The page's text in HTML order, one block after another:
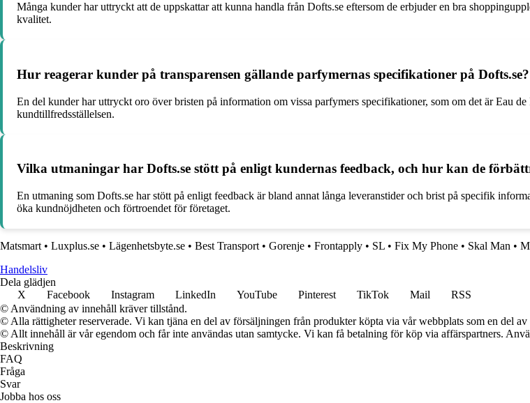
Många kunder har uttryckt att de uppskattar att kunna handla från Dofts.se eftersom de erbjuder en bra
kvalitet.
Hur reagerar kunder på transparensen gällande parfymernas specifikationer på Dofts.se?
En del kunder har uttryckt oro över bristen på information om vissa parfymers specifikationer, som om det är Eau
kundtillfredsställelsen.
Vilka utmaningar har Dofts.se stött på enligt kundernas feedback, och hur kan de
En utmaning som Dofts.se har stött på enligt feedback är bland annat långa leveranstider och brist på specifik
öka kundnöjdheten och förtroendet för företaget.
Matsmart • Luxplus.se • Lägenhetsbyte.se • Best Transport • Gorenje • Frontapply • SL • Fix My Phone • Skal Man •
Handelsliv
Dela glädjen
X
Facebook Instagram LinkedIn YouTube Pinterest TikTok Mail
RSS
© Användning av innehåll kräver tillstånd.
© Alla rättigheter reserverade. Vi kan tjäna en del av försäljningen från produkter köpta via vår webbplats som en del
© Allt innehåll är vår egendom och får inte användas utan samtycke. Vi kan få betalning för köp via affärspartners.
Beskrivning
FAQ
Fråga
Svar
Jobba hos oss